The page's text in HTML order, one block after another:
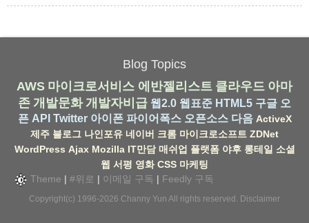
Blog Topics
AWS 마이크로서비스 에반젤리스트 클라우드 아마
존 개발문화 개발자비급 웹2.0 웹표준 HTML5 구글 오
픈 API Twitter 아이폰 파이어폭스 오픈소스 다음 ActiveX
제주 블로그 나인포유 네이버 크롬 마이크로소프트 ZDNet
WordPress Ajax Mozilla IT만담 매쉬업 플랫폼 야후 롱테일 소셜
웹 서평 영화 CSS 마케팅
Theme | #위로 | 이메일 구독 | Feedly 구독
Copyright(c) 1996-2026 Channy Yun All rights reserved. Disclaimer